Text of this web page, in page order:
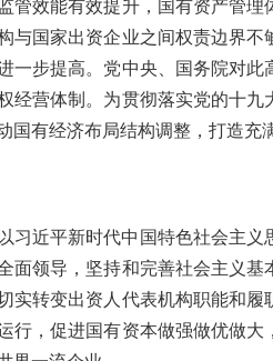
管效能有效提升，国有资产管
与国家出资企业之间权责边界
一步提高。党中央、国务院对
经营体制。为贯彻落实党的十
国有经济布局结构调整，打造充
习近平新时代中国特色社会主
面领导，坚持和完善社会主义
实转变出资人代表机构职能和
行，促进国有资本做强做优做